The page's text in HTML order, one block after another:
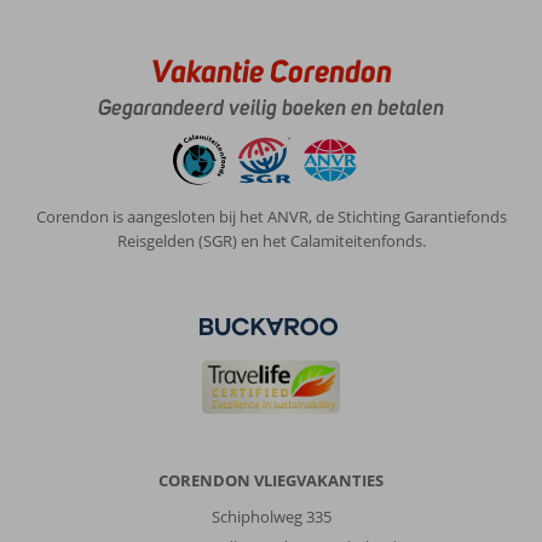
Vakantie Corendon
Gegarandeerd veilig boeken en betalen
Corendon is aangesloten bij het ANVR, de Stichting Garantiefonds
Reisgelden (SGR) en het Calamiteitenfonds.
CORENDON VLIEGVAKANTIES
Schipholweg 335